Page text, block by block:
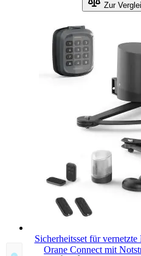
Zur
Sicherheitsset für
Orane Connect mit